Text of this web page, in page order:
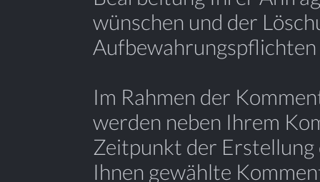
wünschen und der
Im Rahmen der
werden neben Ihrem
Zeitpunkt der Erstellung
Ihnen gewählte